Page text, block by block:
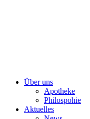
Über uns
Apotheke
Philospohie
Aktuelles